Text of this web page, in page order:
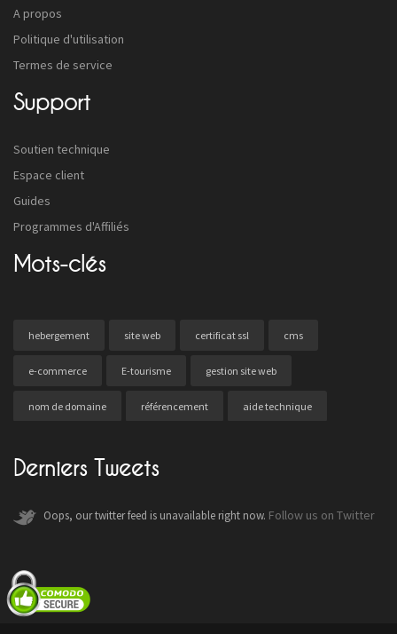
A propos
Politique d'utilisation
Termes de service
Support
Soutien technique
Espace client
Guides
Programmes d'Affiliés
Mots-clés
hebergement site web certificat ssl cms
e-commerce E-tourisme gestion site web
nom de domaine référencement aide technique
Derniers Tweets
Oops, our twitter feed is unavailable right now. Follow us on Twitter